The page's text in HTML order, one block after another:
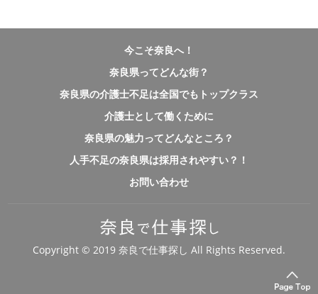
今こそ奈良へ！
奈良県ってどんな街？
奈良県の介護士不足は全国でもトップクラス
介護士として働くために
奈良県の魅力ってどんなところ？
人手不足の奈良県は採用されやすい？！
お問い合わせ
Copyright © 2019 奈良で仕事探し All Rights Reserved.